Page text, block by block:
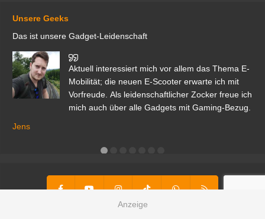
Unsere Geeks
Das ist unsere Gadget-Leidenschaft
Aktuell interessiert mich vor allem das Thema E-
Mobilität; die neuen E-Scooter erwarte ich mit
Vorfreude. Als leidenschaftlicher Zocker freue ich
mich auch über alle Gadgets mit Gaming-Bezug.
Jens